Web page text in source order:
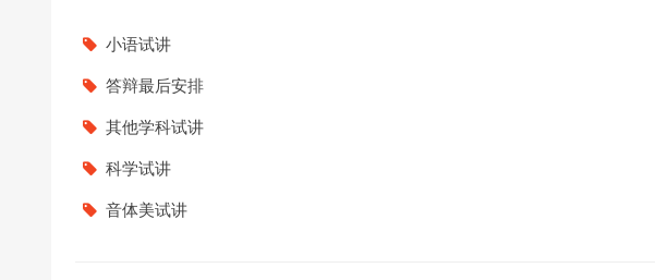
小语试讲
答辩最后安排
其他学科试讲
科学试讲
音体美试讲